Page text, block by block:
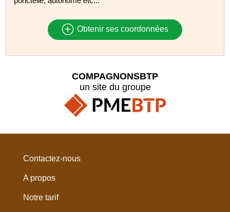
Obtenir ses coordonnées
COMPAGNONSBTP
un site du groupe
Contactez-nous
A propos
Notre tarif